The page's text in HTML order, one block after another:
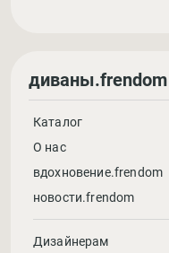
диваны.frendom
Каталог
О нас
вдохновение.frendom
новости.frendom
Дизайнерам